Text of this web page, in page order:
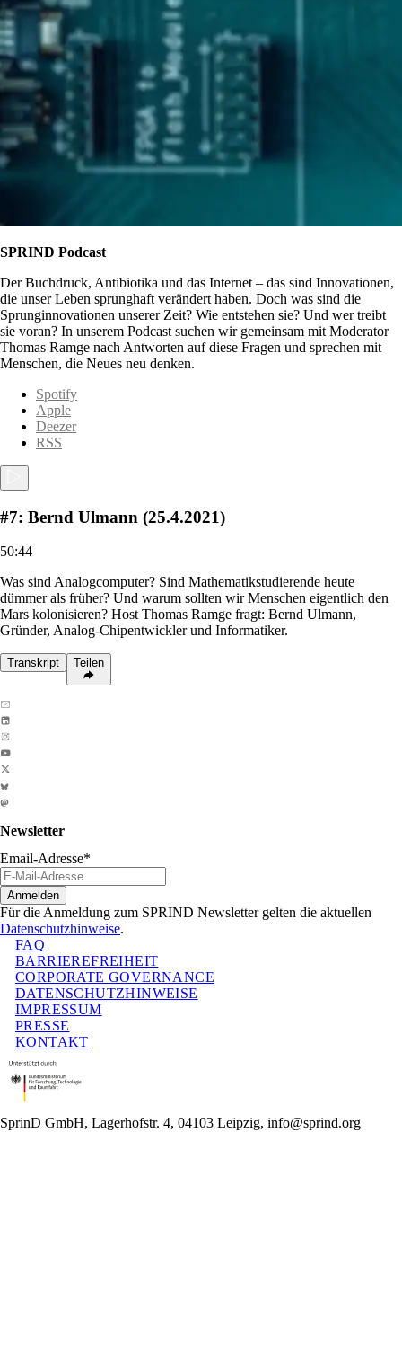
SPRIND Podcast
Der Buchdruck, Antibiotika und das Internet – das sind Innovationen,
die unser Leben sprunghaft verändert haben. Doch was sind die
Sprunginnovationen unserer Zeit? Wie entstehen sie? Und wer treibt
sie voran? In unserem Podcast suchen wir gemeinsam mit Moderator
Thomas Ramge nach Antworten auf diese Fragen und sprechen mit
Menschen, die Neues neu denken.
Spotify
Apple
Deezer
RSS
#7: Bernd Ulmann (25.4.2021)
50:44
Was sind Analogcomputer? Sind Mathematikstudierende heute
dümmer als früher? Und warum sollten wir Menschen eigentlich den
Mars kolonisieren? Host Thomas Ramge fragt: Bernd Ulmann,
Gründer, Analog-Chipentwickler und Informatiker.
Transkript Teilen
Newsletter
Email-Adresse*
Anmelden
Für die Anmeldung zum SPRIND Newsletter gelten die aktuellen
Datenschutzhinweise.
FAQ
BARRIEREFREIHEIT
CORPORATE GOVERNANCE
DATENSCHUTZHINWEISE
IMPRESSUM
PRESSE
KONTAKT
SprinD GmbH, Lagerhofstr. 4, 04103 Leipzig, info@sprind.org